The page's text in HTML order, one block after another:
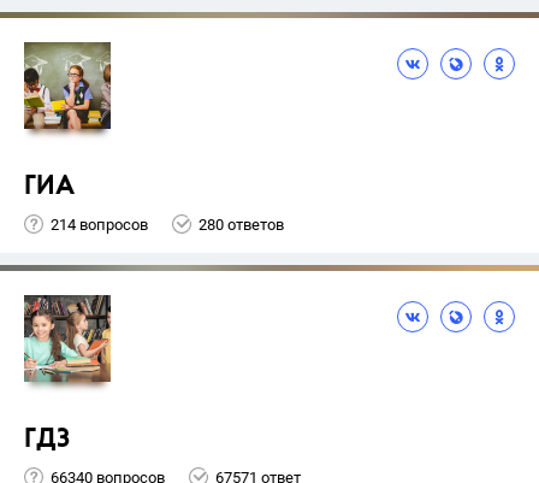
ГИА
214 вопросов 280 ответов
ГДЗ
66340 вопросов 67571 ответ